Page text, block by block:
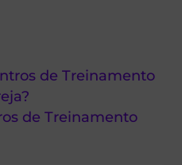
de Treinamento
de Treinamento